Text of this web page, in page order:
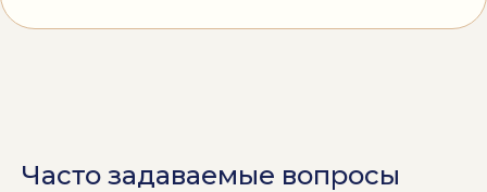
Часто задаваемые вопросы